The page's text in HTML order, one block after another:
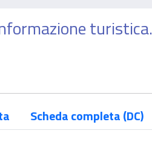
Scheda completa (DC)